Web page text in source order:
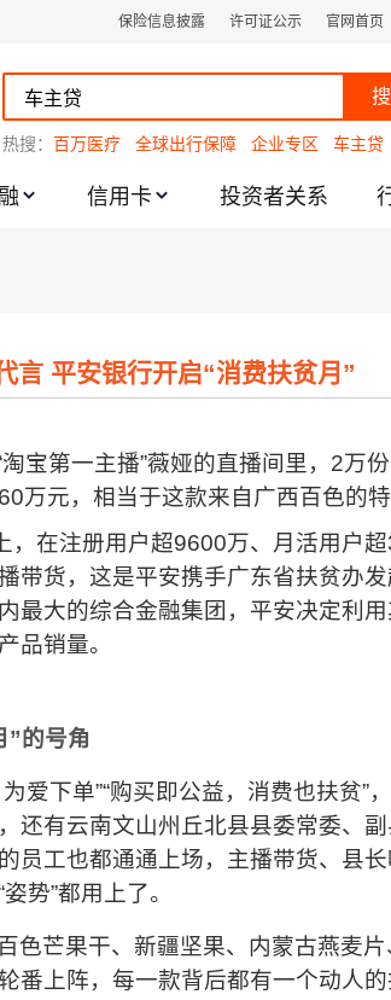
保险信息披露 许可证公示 官网首页
热搜： 百万医疗 全球出行保障 企业专区 车主贷
信用卡 投资者关系
言 平安银行开启“消费扶贫月”
宝第一主播”薇娅的直播间里，2万
万元，相当于这款来自广西百色的
，在注册用户超9600万、月活用户
带货，这是平安携手广东省扶贫办
最大的综合金融集团，平安决定利
品销量。
”的号角
爱下单”“购买即公益，消费也扶贫”
还有云南文山州丘北县县委常委、
员工也都通通上场，主播带货、县
势”都用上了。
色芒果干、新疆坚果、内蒙古燕麦
番上阵，每一款背后都有一个动人